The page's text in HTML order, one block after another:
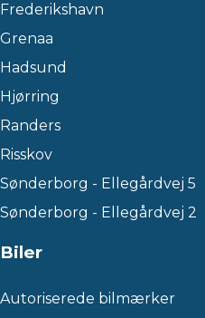
Frederikshavn
Grenaa
Hadsund
Hjørring
Randers
Risskov
Sønderborg - Ellegårdvej 5
Sønderborg - Ellegårdvej 2
Biler
Autoriserede bilmærker